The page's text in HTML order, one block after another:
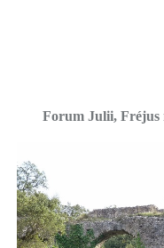
Forum Julii, Fréjus